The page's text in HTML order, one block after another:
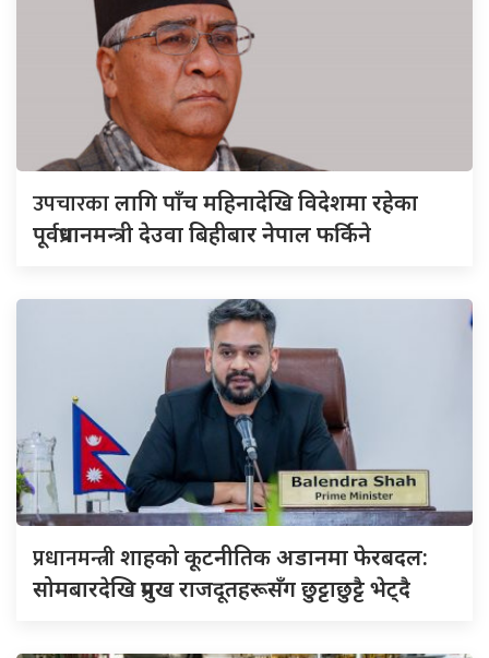
उपचारकालागि पाँच महिनादेखि विदेशमा रहेका
पूर्वप्रधानमन्त्री देउवा बिहीबार नेपाल फर्किने
प्रधानमन्त्रीशाहको कूटनीतिक अडानमा फेरबदल:
सोमबारदेखि प्रमुख राजदूतहरूसँग छुट्टाछुट्टै भेट्दै